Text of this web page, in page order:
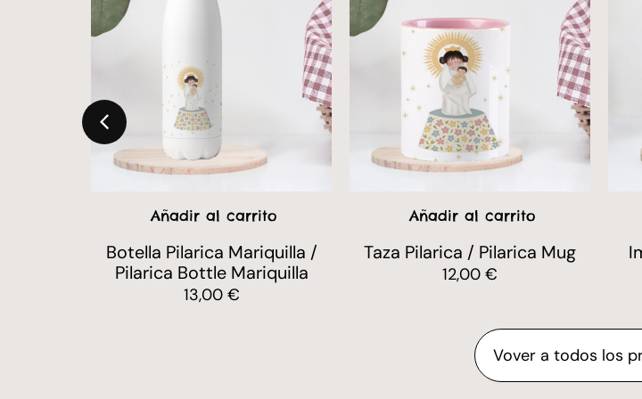
Añadir al carrito
Botella Pilarica Mariquilla /
Pilarica Bottle Mariquilla
13,00 €
Añadir al carrito
Taza Pilarica / Pilarica Mug
12,00 €
Vover a todos los